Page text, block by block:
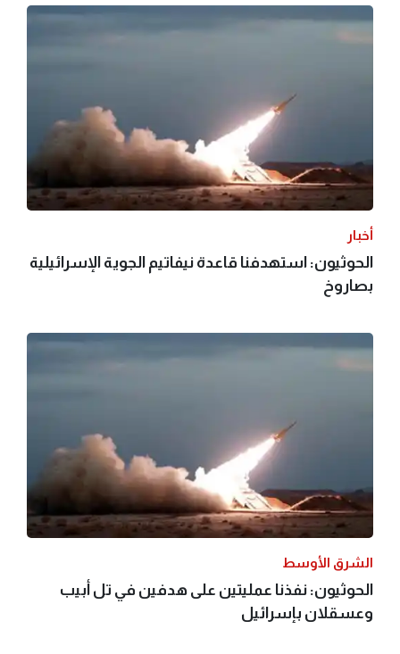
أخبار
الحوثيون: استهدفنا قاعدة نيفاتيم الجوية الإسرائيلية
بصاروخ
الشرق الأوسط
الحوثيون: نفذنا عمليتين على هدفين في تل أبيب
وعسقلان بإسرائيل